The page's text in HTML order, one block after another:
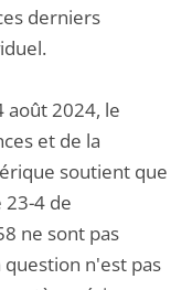
derniers
août 2024, le
et de la
soutient que
23-4 de
ne sont pas
n'est pas